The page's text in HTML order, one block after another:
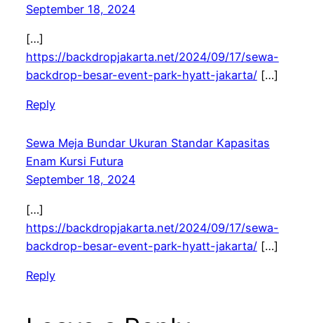
September 18, 2024
[…]
https://backdropjakarta.net/2024/09/17/sewa-
backdrop-besar-event-park-hyatt-jakarta/[…]
Reply
Sewa Meja Bundar Ukuran Standar Kapasitas
Enam Kursi Futura
September 18, 2024
[…]
https://backdropjakarta.net/2024/09/17/sewa-
backdrop-besar-event-park-hyatt-jakarta/[…]
Reply